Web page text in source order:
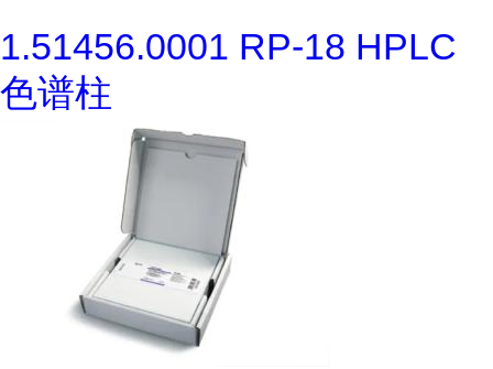
1.51456.0001 RP-18 HPLC
色谱柱